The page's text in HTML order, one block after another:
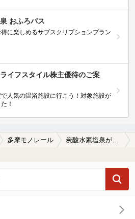
おふろパス
に楽しめるサブスクリプションプラン
ライフスタイル株主優待のご案
人気の温浴施設に行こう！対象施設が
！
多摩モノレール 炭酸水素塩泉が楽しめる多摩モノレール周辺の温泉、日帰り温泉、スーパー銭湯を探す